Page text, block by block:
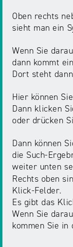
Oben rechts
sieht man ein
Wenn Sie
dann kommt
Dort steht dann
Hier können
Dann klicken
oder drücken
Dann können
die Such-
weiter unten
Rechts oben
Klick-Felder.
Es gibt das
Wenn Sie
kommen Sie in